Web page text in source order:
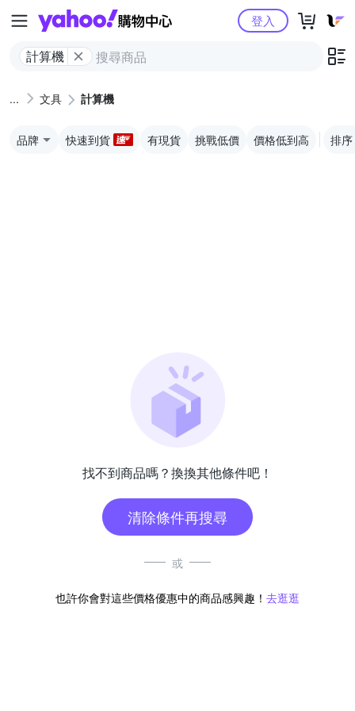
Yahoo購物中心
計算機
登入
文具 計算機
品牌 快速到貨 有現貨 挑戰低價 價格低到高 排序
找不到商品嗎？換換其他條件吧！
清除條件再搜尋
或
也許你會對這些價格優惠中的商品感興趣！ 去逛逛